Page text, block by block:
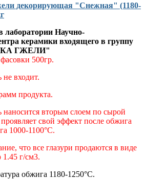
декорирующая "Снежная" (1180-
лаборатории Научно-
керамики входящего в группу
ГЖЕЛИ"
500гр.
не входит.
продукта.
наносится вторым слоем по сырой
свой эффект после обжига
1000-1100°С.
что все глазури продаются в виде
1.45 г/см3.
обжига 1180-1250°С.